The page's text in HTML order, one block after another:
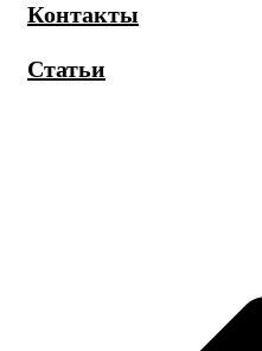
Контакты
Статьи